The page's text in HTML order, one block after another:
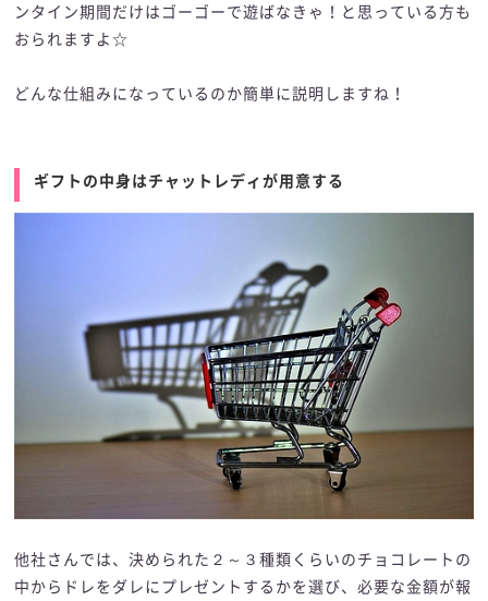
ンタイン期間だけはゴーゴーで遊ばなきゃ！と思っている方も
おられますよ☆
どんな仕組みになっているのか簡単に説明しますね！
ギフトの中身はチャットレディが用意する
他社さんでは、決められた２～３種類くらいのチョコレートの
中からドレをダレにプレゼントするかを選び、必要な金額が報